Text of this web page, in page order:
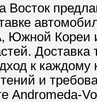
Южной Кореи
к каждому
и
Andromeda-